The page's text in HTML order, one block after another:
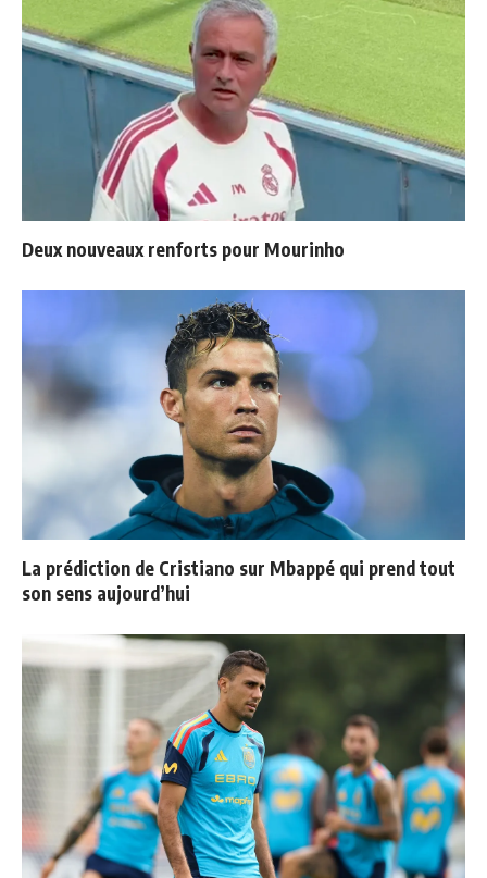
Deux nouveaux renforts pour Mourinho
La prédiction de Cristiano sur Mbappé qui prend tout
son sens aujourd’hui